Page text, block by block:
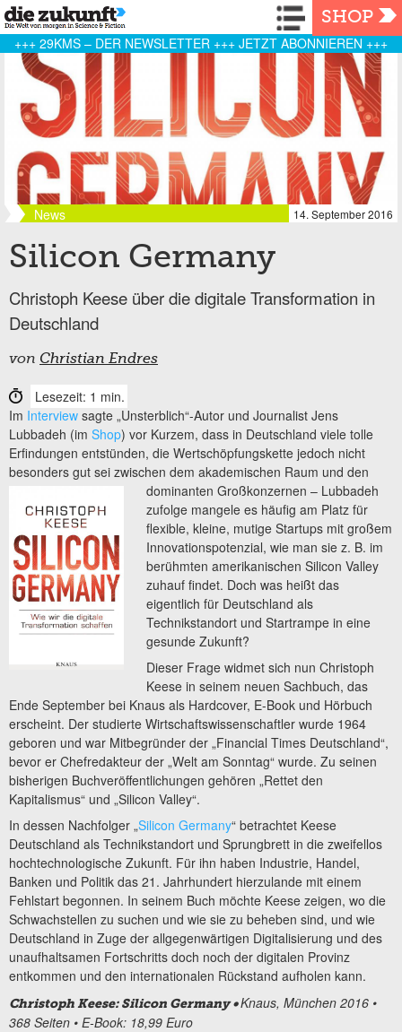
Navigation
SHOP
+++ 29KMS – DER NEWSLETTER +++ JETZT ABONNIEREN +++
News 14. September 2016
Silicon Germany
Christoph Keese über die digitale Transformation in
Deutschland
von Christian Endres
Lesezeit: 1 min.
Im Interview sagte „Unsterblich“-Autor und Journalist Jens
Lubbadeh (im Shop) vor Kurzem, dass in Deutschland viele tolle
Erfindungen entstünden, die Wertschöpfungskette jedoch nicht
besonders gut sei zwischen dem akademischen Raum und den
dominantenGroßkonzernen – Lubbadeh
zufolge mangele es häufig am Platz für
flexible, kleine, mutige Startups mit großem
Innovationspotenzial, wie man sie z. B. im
berühmten amerikanischen Silicon Valley
zuhauf findet. Doch was heißt das
eigentlich für Deutschland als
Technikstandort und Startrampe in eine
gesunde Zukunft?
Dieser Frage widmet sich nun Christoph
Keese in seinem neuen Sachbuch, das
Ende September bei Knaus als Hardcover, E-Book und Hörbuch
erscheint. Der studierte Wirtschaftswissenschaftler wurde 1964
geboren und war Mitbegründer der „Financial Times Deutschland“,
bevor er Chefredakteur der „Welt am Sonntag“ wurde. Zu seinen
bisherigen Buchveröffentlichungen gehören „Rettet den
Kapitalismus“ und „Silicon Valley“.
In dessen Nachfolger „Silicon Germany“ betrachtet Keese
Deutschland als Technikstandort und Sprungbrett in die zweifellos
hochtechnologische Zukunft. Für ihn haben Industrie, Handel,
Banken und Politik das 21. Jahrhundert hierzulande mit einem
Fehlstart begonnen. In seinem Buch möchte Keese zeigen, wo die
Schwachstellen zu suchen und wie sie zu beheben sind, und wie
Deutschland in Zuge der allgegenwärtigen Digitalisierung und des
unaufhaltsamen Fortschritts doch noch der digitalen Provinz
entkommen und den internationalen Rückstand aufholen kann.
Christoph Keese: Silicon Germany •Knaus, München 2016 •
368 Seiten • E-Book: 18,99 Euro